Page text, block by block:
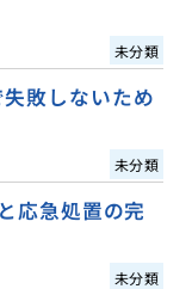
未分類
敗しないため
未分類
応急処置の完
未分類